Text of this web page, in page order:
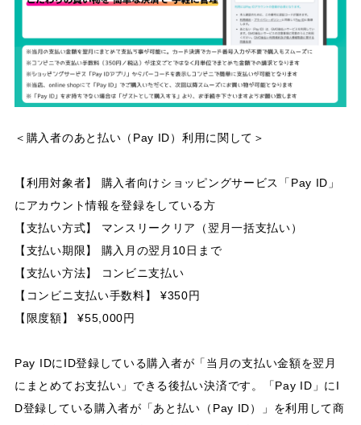
＜購入者のあと払い（Pay ID）利用に関して＞
【利用対象者】 購入者向けショッピングサービス「Pay ID」
にアカウント情報を登録をしている方
【支払い方式】 マンスリークリア（翌月一括支払い）
【支払い期限】 購入月の翌月10日まで
【支払い方法】 コンビニ支払い
【コンビニ支払い手数料】 ¥350円
【限度額】 ¥55,000円
Pay IDにID登録している購入者が「当月の支払い金額を翌月
にまとめてお支払い」できる後払い決済です。「Pay ID」にI
D登録している購入者が「あと払い（Pay ID）」を利用して商